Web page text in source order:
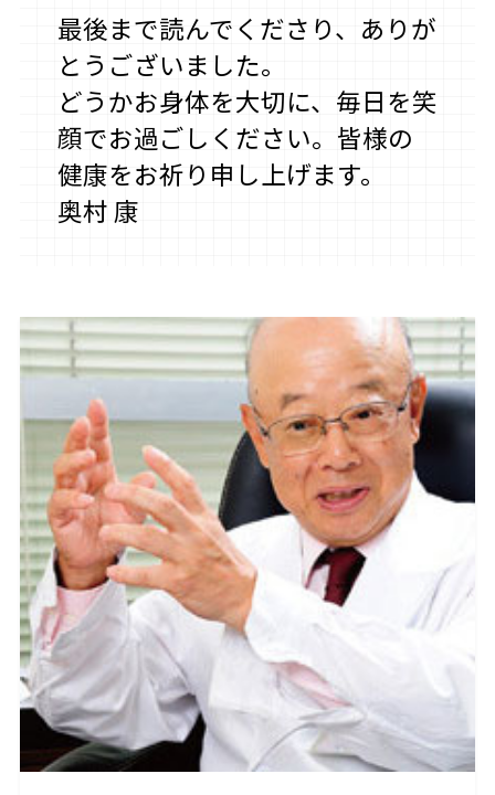
最後まで読んでくださり、ありが
とうございました。
どうかお身体を大切に、毎日を笑
顔でお過ごしください。皆様の
健康をお祈り申し上げます。
奥村 康